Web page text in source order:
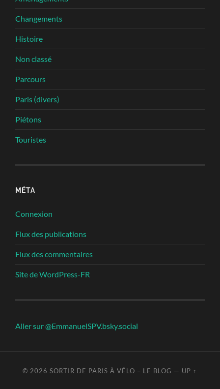
Changements
Histoire
Non classé
Parcours
Paris (divers)
Piétons
Touristes
MÉTA
Connexion
Flux des publications
Flux des commentaires
Site de WordPress-FR
Aller sur @EmmanuelSPV.bsky.social
© 2026SORTIR DE PARIS À VÉLO – LE BLOG — UP ↑